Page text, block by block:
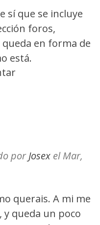
sí que se incluye
foros,
en forma de
está.
porJosex el Mar,
querais. A mi me
y queda un poco